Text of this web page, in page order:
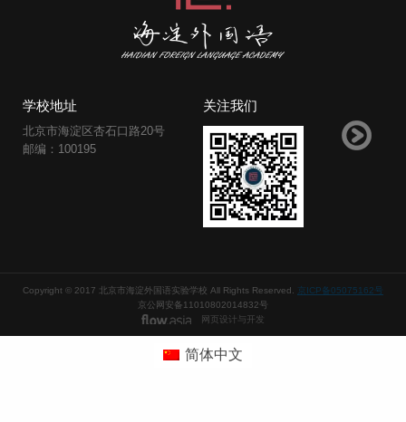
学校地址
北京市海淀区杏石口路20号
邮编：100195
关注我们
Copyright © 2017 北京市海淀外国语实验学校 All Rights Reserved. 京ICP备05075162号
京公网安备11010802014832号
网页设计与开发
简体中文